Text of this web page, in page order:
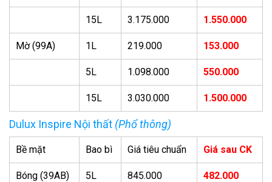
15L 3.175.000 1.550.000
Mờ (99A) 1L 219.000 153.000
5L 1.098.000 550.000
15L 3.030.000 1.500.000
Dulux Inspire Nội thất (Phổ thông)
Bề mặt Bao bì Giá tiêu chuẩn Giá sau CK
Bóng (39AB) 5L 845.000 482.000